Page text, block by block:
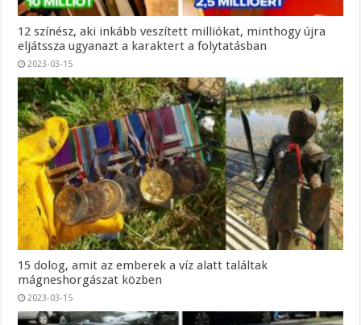
12 színész, aki inkább veszített milliókat, minthogy újra
eljátssza ugyanazt a karaktert a folytatásban
2023-03-15
15 dolog, amit az emberek a víz alatt találtak
mágneshorgászat közben
2023-03-15